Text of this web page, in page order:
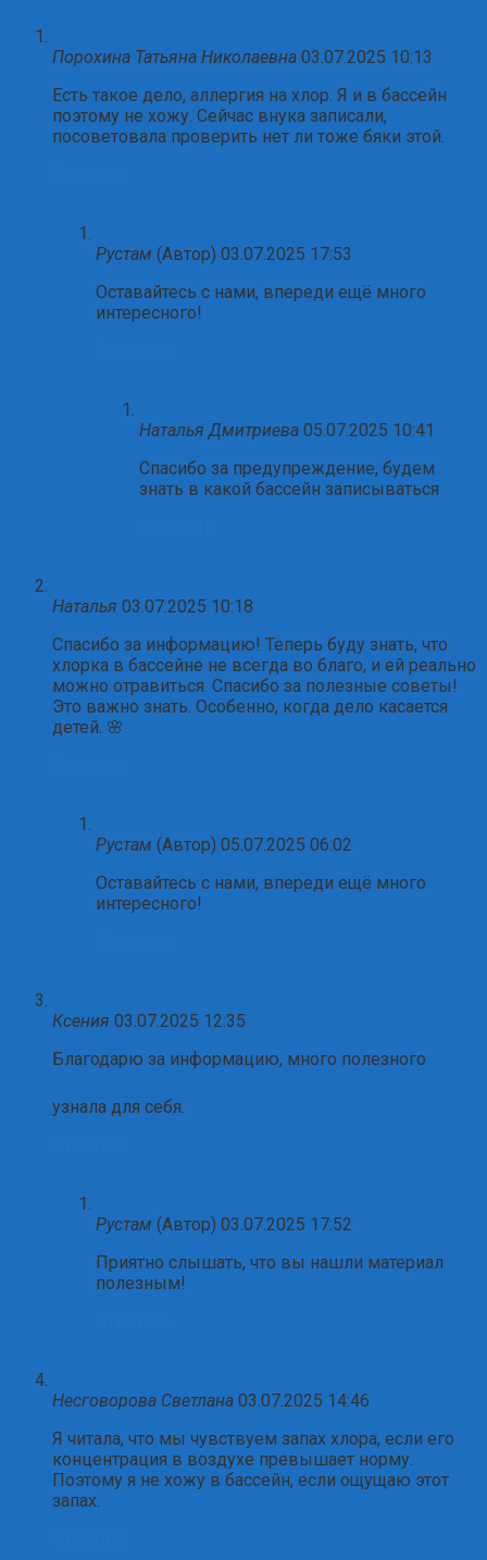
Порохина Татьяна Николаевна 03.07.2025 10:13
Есть такое дело, аллергия на хлор. Я и в бассейн
поэтому не хожу. Сейчас внука записали,
посоветовала проверить нет ли тоже бяки этой.
Рустам (Автор) 03.07.2025 17:53
Оставайтесь с нами, впереди ещё много
интересного!
Наталья Дмитриева 05.07.2025 10:41
Спасибо за предупреждение, будем
знать в какой бассейн записываться
Наталья 03.07.2025 10:18
Спасибо за информацию! Теперь буду знать, что
хлорка в бассейне не всегда во благо, и ей реально
можно отравиться. Спасибо за полезные советы!
Это важно знать. Особенно, когда дело касается
детей. 🌸
Рустам (Автор) 05.07.2025 06:02
Оставайтесь с нами, впереди ещё много
интересного!
Ксения 03.07.2025 12:35
Благодарю за информацию, много полезного
узнала для себя.
Рустам (Автор) 03.07.2025 17:52
Приятно слышать, что вы нашли материал
полезным!
Несговорова Светлана 03.07.2025 14:46
Я читала, что мы чувствуем запах хлора, если его
концентрация в воздухе превышает норму.
Поэтому я не хожу в бассейн, если ощущаю этот
запах.